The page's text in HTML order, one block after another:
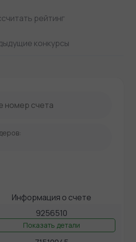
рейтинг
конкурсы
Информация о счете
9256510
Показать детали